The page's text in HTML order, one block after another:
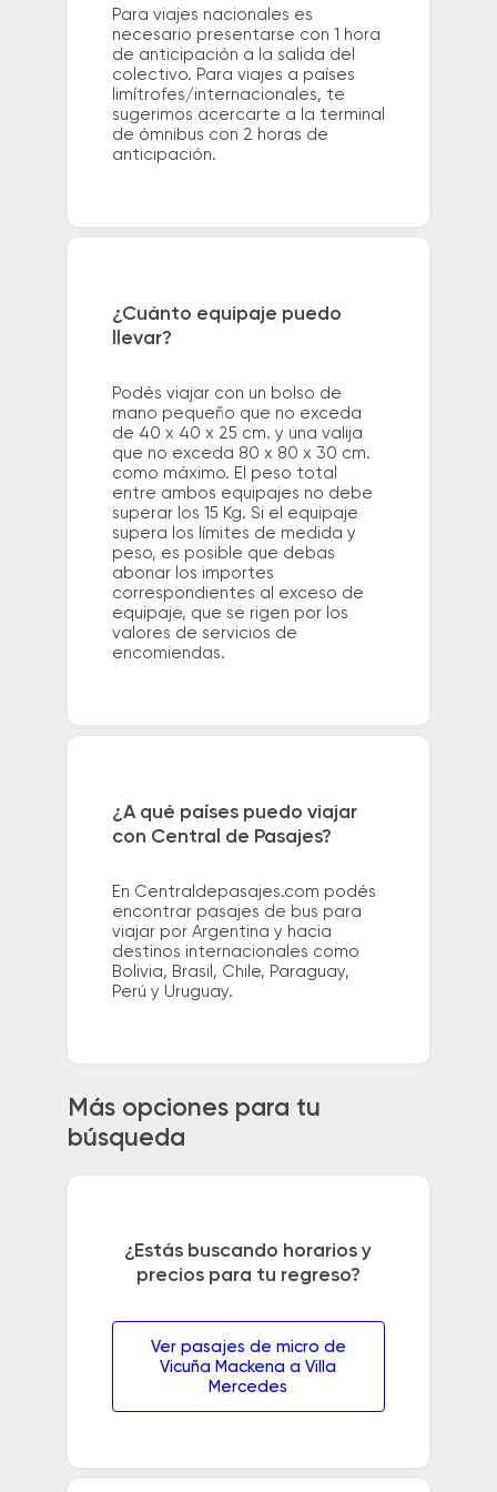
Para viajes nacionales es
necesario presentarse con 1 hora
de anticipación a la salida del
colectivo. Para viajes a países
limítrofes/internacionales, te
sugerimos acercarte a la terminal
de ómnibus con 2 horas de
anticipación.
¿Cuánto equipaje puedo
llevar?
Podés viajar con un bolso de
mano pequeño que no exceda
de 40 x 40 x 25 cm. y una valija
que no exceda 80 x 80 x 30 cm.
como máximo. El peso total
entre ambos equipajes no debe
superar los 15 Kg. Si el equipaje
supera los límites de medida y
peso, es posible que debas
abonar los importes
correspondientes al exceso de
equipaje, que se rigen por los
valores de servicios de
encomiendas.
¿A qué países puedo viajar
con Central de Pasajes?
En Centraldepasajes.com podés
encontrar pasajes de bus para
viajar por Argentina y hacia
destinos internacionales como
Bolivia, Brasil, Chile, Paraguay,
Perú y Uruguay.
Más opciones para tu
búsqueda
¿Estás buscando horarios y
precios para tu regreso?
Ver pasajes de micro de
Vicuña Mackena a Villa
Mercedes